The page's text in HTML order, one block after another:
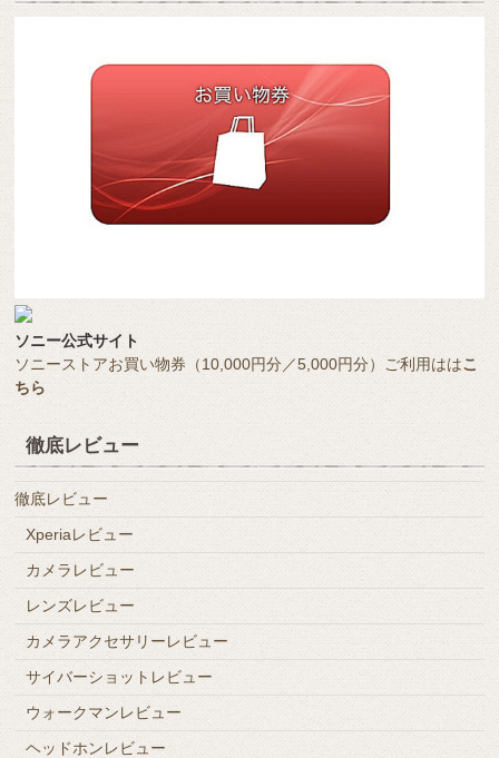
ソニー公式サイト
ソニーストアお買い物券（10,000円分／5,000円分）ご利用ははこ
ちら
徹底レビュー
徹底レビュー
Xperiaレビュー
カメラレビュー
レンズレビュー
カメラアクセサリーレビュー
サイバーショットレビュー
ウォークマンレビュー
ヘッドホンレビュー